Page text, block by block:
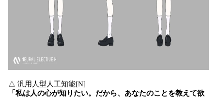
△ 汎用人型人工知能[N]
「私は人の心が知りたい。だから、あなたのことを教えて欲